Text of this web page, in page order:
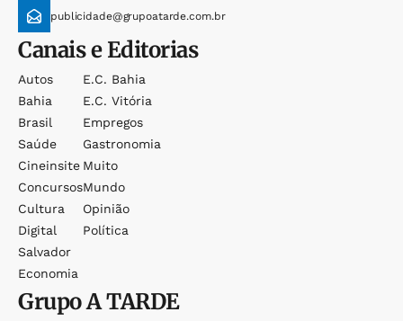
publicidade@grupoatarde.com.br
Canais e Editorias
Autos
Bahia
Brasil
Saúde
Cineinsite
Concursos
Cultura
Digital
Salvador
Economia
E.c. Bahia
E.c. Vitória
Empregos
Gastronomia
Muito
Mundo
Opinião
Política
GrupoA TARDE